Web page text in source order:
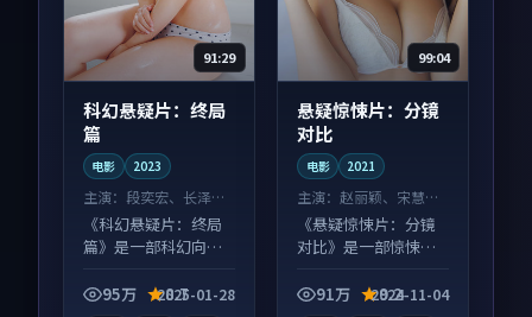
91:29
科幻悬疑片：终局
篇
电影 2023
主演： 段奕宏、长泽雅
美 等
《科幻悬疑片：终局
篇》是一部科幻向电
行，细节值得二刷回
95万 8.7
2025-01-28
99:04
悬疑惊悚片：分镜
对比
电影 2021
主演： 赵丽颖、宋慧乔
等
《悬疑惊悚片：分镜
对比》是一部惊悚向
信息量大，适合沉浸
91万 9.2
2024-11-04